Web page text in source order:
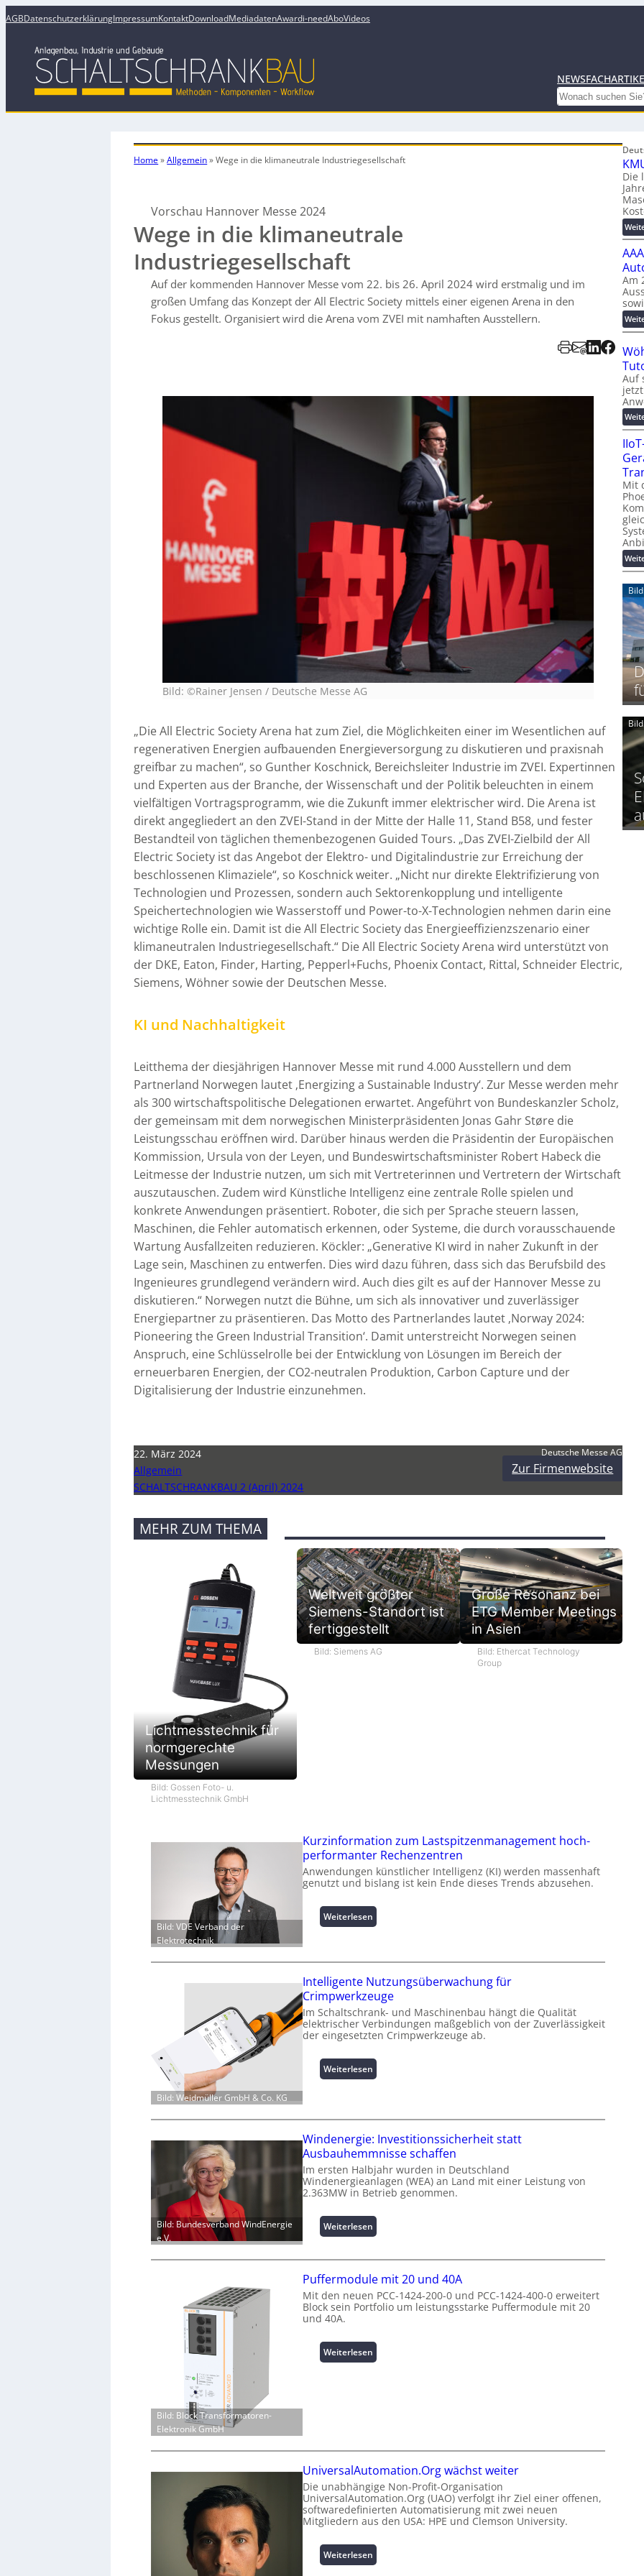
AGBDatenschutzerklärungImpressumKontaktDownloadMediadatenAwardi-needAboVideos
NEWS
Search
Home»Allgemein»Wege in die klimaneutrale Industriegesellschaft
Vorschau Hannover Messe 2024
Wege in die klimaneutrale
Industriegesellschaft
Auf der kommenden Hannover Messe vom 22. bis 26. April 2024 wird erstmalig und im
großen Umfang das Konzept der All Electric Society mittels einer eigenen Arena in den
Fokus gestellt. Organisiert wird die Arena vom ZVEI mit namhaften Ausstellern.
Bild: ©Rainer Jensen / Deutsche Messe AG
„Die All Electric Society Arena hat zum Ziel, die Möglichkeiten einer im Wesentlichen auf
regenerativen Energien aufbauenden Energieversorgung zu diskutieren und praxisnah
greifbar zu machen“, so Gunther Koschnick, Bereichsleiter Industrie im ZVEI. Expertinnen
und Experten aus der Branche, der Wissenschaft und der Politik beleuchten in einem
vielfältigen Vortragsprogramm, wie die Zukunft immer elektrischer wird. Die Arena ist
direkt angegliedert an den ZVEI-Stand in der Mitte der Halle 11, Stand B58, und fester
Bestandteil von täglichen themenbezogenen Guided Tours. „Das ZVEI-Zielbild der All
Electric Society ist das Angebot der Elektro- und Digitalindustrie zur Erreichung der
beschlossenen Klimaziele“, so Koschnick weiter. „Nicht nur direkte Elektrifizierung von
Technologien und Prozessen, sondern auch Sektorenkopplung und intelligente
Speichertechnologien wie Wasserstoff und Power-to-X-Technologien nehmen darin eine
wichtige Rolle ein. Damit ist die All Electric Society das Energieeffizienzszenario einer
klimaneutralen Industriegesellschaft.“ Die All Electric Society Arena wird unterstützt von
der DKE, Eaton, Finder, Harting, Pepperl+Fuchs, Phoenix Contact, Rittal, Schneider Electric,
Siemens, Wöhner sowie der Deutschen Messe.
KI und Nachhaltigkeit
Leitthema der diesjährigen Hannover Messe mit rund 4.000 Ausstellern und dem
Partnerland Norwegen lautet ‚Energizing a Sustainable Industry‘. Zur Messe werden mehr
als 300 wirtschaftspolitische Delegationen erwartet. Angeführt von Bundeskanzler Scholz,
der gemeinsam mit dem norwegischen Ministerpräsidenten Jonas Gahr Støre die
Leistungsschau eröffnen wird. Darüber hinaus werden die Präsidentin der Europäischen
Kommission, Ursula von der Leyen, und Bundeswirtschaftsminister Robert Habeck die
Leitmesse der Industrie nutzen, um sich mit Vertreterinnen und Vertretern der Wirtschaft
auszutauschen. Zudem wird Künstliche Intelligenz eine zentrale Rolle spielen und
konkrete Anwendungen präsentiert. Roboter, die sich per Sprache steuern lassen,
Maschinen, die Fehler automatisch erkennen, oder Systeme, die durch vorausschauende
Wartung Ausfallzeiten reduzieren. Köckler: „Generative KI wird in naher Zukunft in der
Lage sein, Maschinen zu entwerfen. Dies wird dazu führen, dass sich das Berufsbild des
Ingenieures grundlegend verändern wird. Auch dies gilt es auf der Hannover Messe zu
diskutieren.“ Norwegen nutzt die Bühne, um sich als innovativer und zuverlässiger
Energiepartner zu präsentieren. Das Motto des Partnerlandes lautet ‚Norway 2024:
Pioneering the Green Industrial Transition‘. Damit unterstreicht Norwegen seinen
Anspruch, eine Schlüsselrolle bei der Entwicklung von Lösungen im Bereich der
erneuerbaren Energien, der CO2-neutralen Produktion, Carbon Capture und der
Digitalisierung der Industrie einzunehmen.
22. März 2024
Allgemein
SCHALTSCHRANKBAU 2 (April) 2024
Deutsche Messe AG
Zur Firmenwebsite
MEHR ZUM THEMA
Lichtmesstechnik für
normgerechte
Messungen
Bild: Gossen Foto- u.
Lichtmesstechnik GmbH
Weltweit größter
Siemens-Standort ist
fertiggestellt
Bild: Siemens AG
Große Resonanz bei
ETG Member Meetings
in Asien
Bild: Ethercat Technology
Group
Bild: VDE Verband der
Elektrotechnik
Kurzinformation zum Lastspitzenmanagement hoch-
performanter Rechenzentren
Anwendungen künstlicher Intelligenz (KI) werden massenhaft
genutzt und bislang ist kein Ende dieses Trends abzusehen.
Weiterlesen:
K
i
n
f
o
r
a
t
n
z
m
L
a
t
s
i
z
e
n
a
n
a
t
o
c
h
-
e
r
Bild: Weidmüller GmbH & Co. KG
Intelligente Nutzungsüberwachung für
Crimpwerkzeuge
Im Schaltschrank- und Maschinenbau hängt die Qualität
elektrischer Verbindungen maßgeblich von der Zuverlässigkeit
der eingesetzten Crimpwerkzeuge ab.
Weiterlesen:
I
e
l
l
g
e
t
e
u
z
u
n
s
ü
h
n
g
f
ü
C
r
Bild: Bundesverband WindEnergie
e.V.
Windenergie: Investitionssicherheit statt
Ausbauhemmnisse schaffen
Im ersten Halbjahr wurden in Deutschland
Windenergieanlagen (WEA) an Land mit einer Leistung von
2.363MW in Betrieb genommen.
Weiterlesen:
W
d
e
n
g
i
t
i
t
i
o
s
s
Bild: Block Transformatoren-
Elektronik GmbH
Puffermodule mit 20 und 40A
Mit den neuen PCC-1424-200-0 und PCC-1424-400-0 erweitert
Block sein Portfolio um leistungsstarke Puffermodule mit 20
und 40A.
Weiterlesen:
P
m
d
u
l
e
i
t
UniversalAutomation.Org wächst weiter
Die unabhängige Non-Profit-Organisation
UniversalAutomation.Org (UAO) verfolgt ihr Ziel einer offenen,
softwaredefinierten Automatisierung mit zwei neuen
Mitgliedern aus den USA: HPE und Clemson University.
Weiterlesen:
U
Die
Am
Auf
Mit